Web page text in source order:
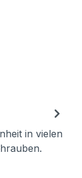
in vielen